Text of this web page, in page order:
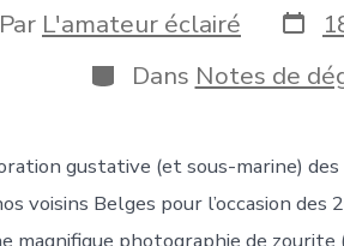
Par L'amateur éclairé Date
de
Catégories
Dans Notes de
gustative (et sous-marine)
voisins Belges pour l’occasion
magnifique photographie de